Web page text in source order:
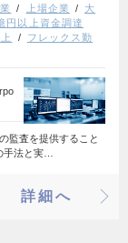
上場企業
大
円以上資金調達
フレックス勤
監査を提供すること
手法と実…
詳細へ